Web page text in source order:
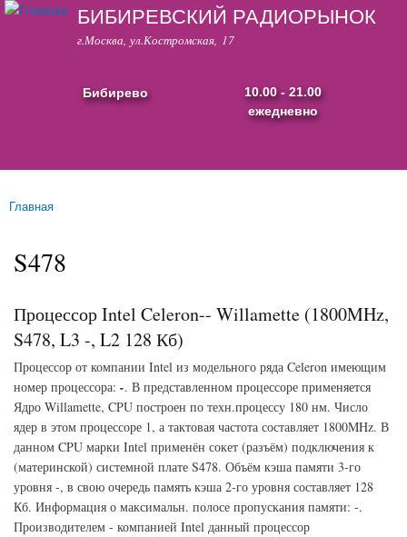
Перейти к
содержанию
БИБИРЕВСКИЙ РАДИОРЫНОК
г.Москва, ул.Костромская, 17
Бибирево
10.00 - 21.00
ежедневно
Вы здесь
Главная
S478
Процессор Intel Celeron-- Willamette (1800MHz,
S478, L3 -, L2 128 Кб)
Процессор от компании Intel из модельного ряда Celeron имеющим
номер процессора: -. В представленном процессоре применяется
Ядро Willamette, CPU построен по техн.процессу 180 нм. Число
ядер в этом процессоре 1, а тактовая частота составляет 1800MHz. В
данном CPU марки Intel применён сокет (разъём) подключения к
(материнской) системной плате S478. Объём кэша памяти 3-го
уровня -, в свою очередь память кэша 2-го уровня составляет 128
Кб. Информация о максимальн. полосе пропускания памяти: -.
Производителем - компанией Intel данный процессор